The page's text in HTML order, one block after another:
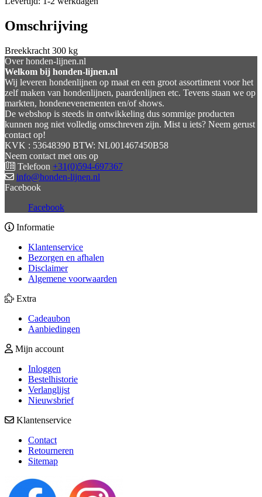
Omschrijving
Breekkracht 300 kg
Over honden-lijnen.nl
Welkom bij honden-lijnen.nl
Wij leveren hondenlijnen op maat en een groot assortiment voor het
zelf maken van hondenlijnen, paardenlijnen etc. Tevens staan we op
markten, hondenevenementen en/of shows.
De webshop is steeds in ontwikkeling dus sommige producten
kunnen nog niet volledig omschreven zijn. Mist u iets? Neem gerust
contact op!
KVK : 53648390 BTW: NL001467450B58
Neem contact met ons op
Telefoon +31(0)594-697367
info@honden-lijnen.nl
Facebook
Facebook
Informatie
Klantenservice
Bezorgen en afhalen
Disclaimer
Algemene voorwaarden
Extra
Cadeaubon
Aanbiedingen
Mijn account
Inloggen
Bestelhistorie
Verlanglijst
Nieuwsbrief
Klantenservice
Contact
Retourneren
Sitemap